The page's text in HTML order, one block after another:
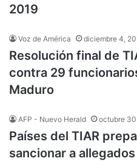
2019
Voz de América diciembre 4,
Resolución final de
contra 29
Maduro
AFP - Nuevo Herald octubre
Países del TIAR
sancionar a